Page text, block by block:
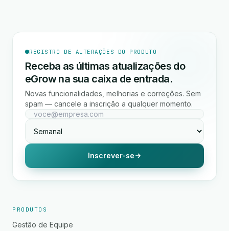
REGISTRO DE ALTERAÇÕES DO PRODUTO
Receba as últimas atualizações do
eGrow na sua caixa de entrada.
Novas funcionalidades, melhorias e correções. Sem
spam — cancele a inscrição a qualquer momento.
Inscrever-se
PRODUTOS
Gestão de Equipe